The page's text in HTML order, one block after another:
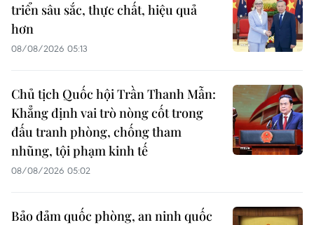
triển sâu sắc, thực chất, hiệu quả
hơn
08/08/2026 05:13
Chủ tịch Quốc hội Trần Thanh Mẫn:
Khẳng định vai trò nòng cốt trong
đấu tranh phòng, chống tham
nhũng, tội phạm kinh tế
08/08/2026 05:02
Bảo đảm quốc phòng, an ninh quốc